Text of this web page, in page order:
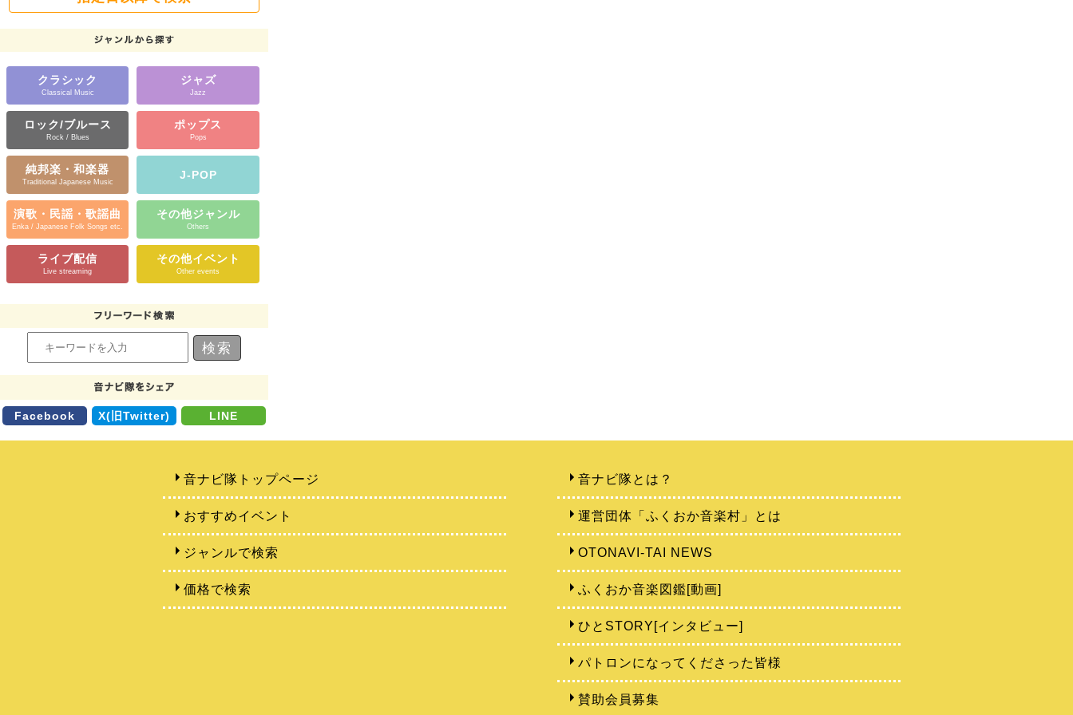
クラシック
Classical Music
ジャズ
Jazz
ロック/ブルース
Rock / Blues
ポップス
Pops
純邦楽・和楽器
Traditional Japanese Music
J-POP
演歌・民謡・歌謡曲
Enka / Japanese Folk Songs etc.
その他ジャンル
Others
ライブ配信
Live streaming
その他イベント
Other events
Facebook X(旧Twitter) LINE
音ナビ隊トップページ
おすすめイベント
ジャンルで検索
価格で検索
音ナビ隊とは？
運営団体「ふくおか音楽村」とは
OTONAVI-TAI NEWS
ふくおか音楽図鑑[動画]
ひとSTORY[インタビュー]
パトロンになってくださった皆様
賛助会員募集